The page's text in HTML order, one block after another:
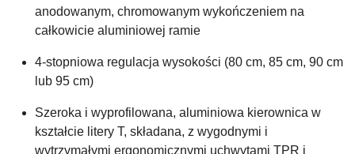
anodowanym, chromowanym wykończeniem na
całkowicie aluminiowej ramie
4-stopniowa regulacja wysokości (80 cm, 85 cm, 90 cm
lub 95 cm)
Szeroka i wyprofilowana, aluminiowa kierownica w
kształcie litery T, składana, z wygodnymi i
wytrzymałymi ergonomicznymi uchwytami TPR i